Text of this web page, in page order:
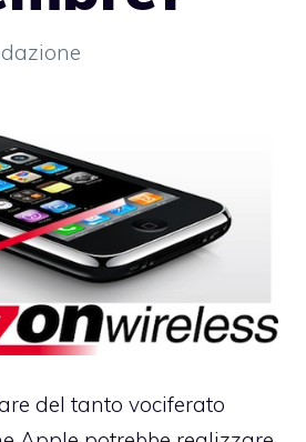
del tanto vociferato